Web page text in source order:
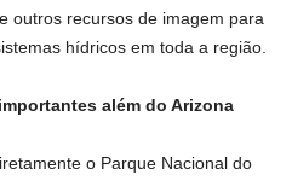
outros recursos de imagem para
hídricos em toda a região.
além do Arizona
o Parque Nacional do